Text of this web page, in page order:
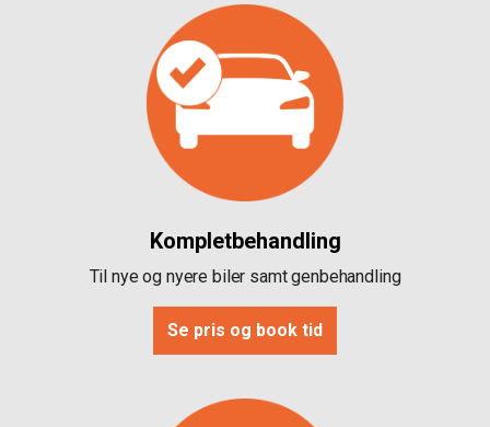
Kompletbehandling
Til nye og nyere biler samt genbehandling
Se pris og book tid